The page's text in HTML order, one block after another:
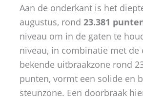
Aan de onderkant is het
augustus, rond 23.381
niveau om in de gaten te
niveau, in combinatie met de
bekende uitbraakzone rond
punten, vormt een solide en
steunzone. Een doorbraak